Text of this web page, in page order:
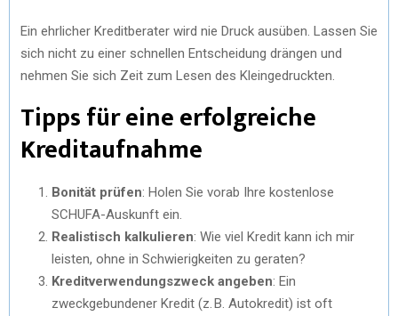
Ein ehrlicher Kreditberater wird nie Druck ausüben. Lassen Sie
sich nicht zu einer schnellen Entscheidung drängen und
nehmen Sie sich Zeit zum Lesen des Kleingedruckten.
Tipps für eine erfolgreiche
Kreditaufnahme
Bonität prüfen: Holen Sie vorab Ihre kostenlose
SCHUFA-Auskunft ein.
Realistisch kalkulieren: Wie viel Kredit kann ich mir
leisten, ohne in Schwierigkeiten zu geraten?
Kreditverwendungszweck angeben: Ein
zweckgebundener Kredit (z. B. Autokredit) ist oft